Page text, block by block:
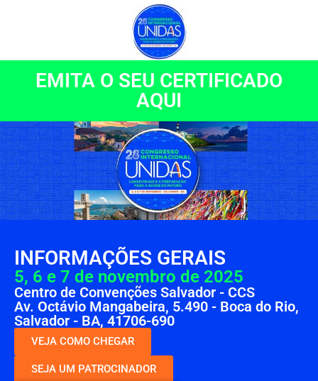
EMITA O SEU CERTIFICADO
AQUI
INFORMAÇÕES GERAIS
5, 6 e 7 de novembro de 2025
Centro de Convenções Salvador - CCS
Av. Octávio Mangabeira, 5.490 - Boca do Rio,
Salvador - BA, 41706-690
VEJA COMO CHEGAR
SEJA UM PATROCINADOR